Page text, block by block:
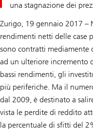
una stagnazione dei
Zurigo, 19 gennaio 2017 –
rendimenti netti delle case
sono contratti
ad un ulteriore incremento
bassi rendimenti, gli
più periferiche. Ma il
dal 2009, è destinato a
vista le perdite di reddito
la percentuale di sfitti del